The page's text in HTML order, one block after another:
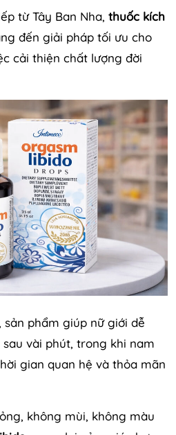
từ Tây Ban Nha, thuốc kích
đến giải pháp tối ưu cho
cải thiện chất lượng đời
phẩm giúp nữ giới dễ
vài phút, trong khi nam
gian quan hệ và thỏa mãn
không mùi, không màu